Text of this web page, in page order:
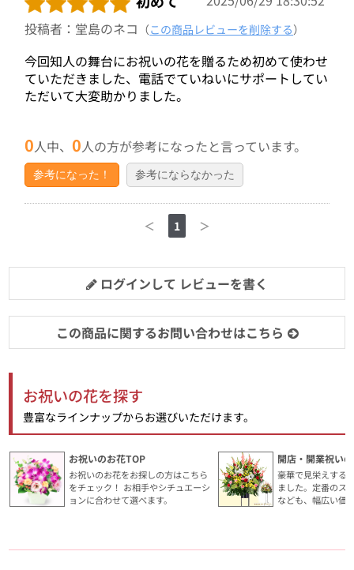
投稿者：堂島のネコ （この商品レビューを削除する）
今回知人の舞台にお祝いの花を贈るため初めて使わせ
ていただきました、電話でていねいにサポートしてい
ただいて大変助かりました。
0人中、0人の方が参考になったと言っています。
参考になった！ 参考にならなかった
＜ 1 ＞
ログインして レビューを書く
この商品に関するお問い合わせはこちら
お祝いの花を探す
豊富なラインナップからお選びいただけます。
お祝いのお花TOP
お祝いのお花をお探しの方はこちら
をチェック！ お相手やシチュエーシ
ョンに合わせて選べます。
開店・開業祝い
豪華で見栄えする
ました。定番のス
なども、幅広い価